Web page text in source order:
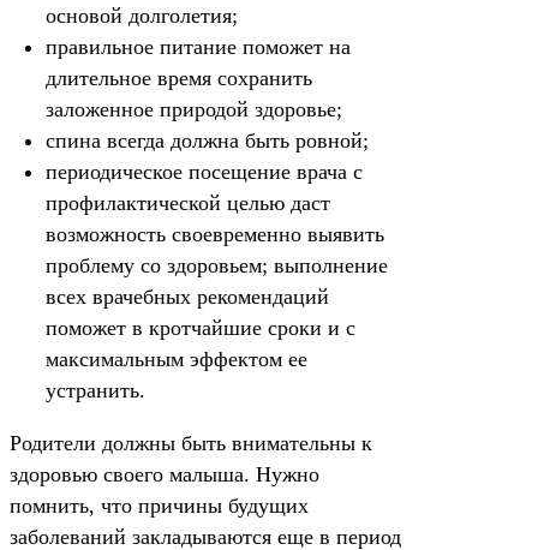
основой долголетия;
правильное питание поможет на
длительное время сохранить
заложенное природой здоровье;
спина всегда должна быть ровной;
периодическое посещение врача с
профилактической целью даст
возможность своевременно выявить
проблему со здоровьем; выполнение
всех врачебных рекомендаций
поможет в кротчайшие сроки и с
максимальным эффектом ее
устранить.
Родители должны быть внимательны к
здоровью своего малыша. Нужно
помнить, что причины будущих
заболеваний закладываются еще в период